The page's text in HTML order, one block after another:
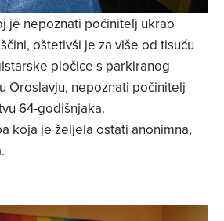
je nepoznati počinitelj ukrao
oštetivši je za više od tisuću
pločice s parkiranog
Oroslavju, nepoznati počinitelj
64-godišnjaka.
koja je željela ostati anonimna,